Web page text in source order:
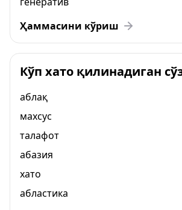
Ҳаммасини кўриш
Кўп хато қилинадиган
аблақ
махсус
талафот
абазия
хато
абластика